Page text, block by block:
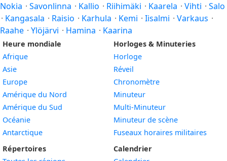
Nokia · Savonlinna · Kallio · Riihimäki · Kaarela · Vihti · Salo
· Kangasala · Raisio · Karhula · Kemi · Iisalmi · Varkaus ·
Raahe · Ylöjärvi · Hamina · Kaarina
Heure mondiale
Afrique
Asie
Europe
Amérique du Nord
Amérique du Sud
Océanie
Antarctique
Répertoires
Horloges & Minuteries
Horloge
Réveil
Chronomètre
Minuteur
Multi-Minuteur
Minuteur de scène
Fuseaux horaires militaires
Calendrier